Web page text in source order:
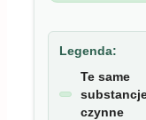
Legenda:
Te same
czynne